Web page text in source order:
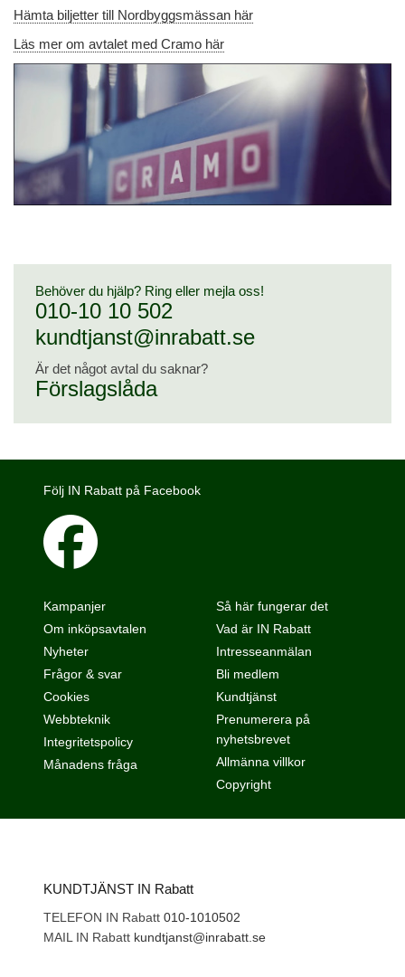
Hämta biljetter till Nordbyggsmässan här
Läs mer om avtalet med Cramo här
Behöver du hjälp? Ring eller mejla oss!
010-10 10 502
kundtjanst@inrabatt.se
Är det något avtal du saknar?
Förslagslåda
Följ IN Rabatt på Facebook
Kampanjer
Om inköpsavtalen
Nyheter
Frågor & svar
Så här fungerar det
Vad är IN Rabatt
Intresseanmälan
Bli medlem
Cookies
Webbteknik
Integritetspolicy
Månadens fråga
Kundtjänst
Prenumerera på
nyhetsbrevet
Allmänna villkor
Copyright
KUNDTJÄNST IN Rabatt
TELEFON IN Rabatt 010-1010502
MAIL IN Rabatt kundtjanst@inrabatt.se